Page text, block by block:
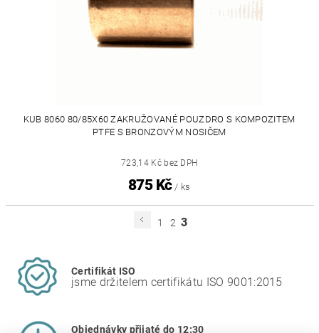
KUB 8060 80/85X60 ZAKRUŽOVANÉ POUZDRO S KOMPOZITEM
PTFE S BRONZOVÝM NOSIČEM
723,14 Kč bez DPH
875 Kč / ks
1 2 3
Certifikát ISO
jsme držitelem certifikátu ISO 9001:2015
Objednávky přijaté do 12:30